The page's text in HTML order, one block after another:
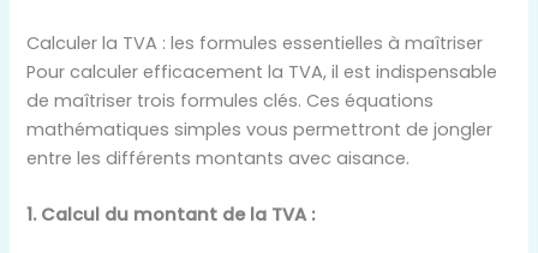
Calculer la TVA : les formules essentielles à maîtriser
Pour calculer efficacement la TVA, il est indispensable
de maîtriser trois formules clés. Ces équations
mathématiques simples vous permettront de jongler
entre les différents montants avec aisance.
1. Calcul du montant de la TVA :